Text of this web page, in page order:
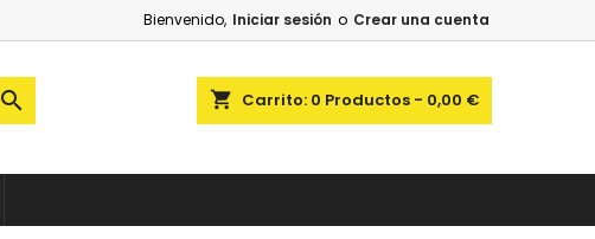
Bienvenido, Iniciar sesión o Crear una cuenta
shopping_cart Carrito: 0 Productos - 0,00 €
